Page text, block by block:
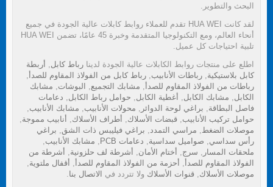
البحث والتطوير.
لقد كانت HUA WEI تقدم للعملاء روابط كابلات عالية الجودة في جميع
أنحاء العالم، ومع التكنولوجيا المتقدمة وخبرة 45 عامًا، تضمن HUA WEI
تلبية احتياجات كل عميل.
اطلع على منتجات روابط الكابلات عالية الجودة لدينا رباط كابل
أربطة
كابل بلاستيكية رباطات الأنابيب رباط كابل من الفولاذ المقاوم للصدأ
رباطات من الفولاذ المقاوم للصدأ
مشابك التجميع البوشات
مشابك
الكابل
مشابك الكابل أغطية الكابل حوامل رباط الكابل
دعامات
فاصل البطاقة
براغي لوحة الدوائر محولات الأنابيب مشابك الأنابيب
حوامل تركيب الأنابيب قبضات الأسلاك أطراف الأسلاك أنابيب مموجة
موصلات الضغط
مراسي التمدد براغي فيليبس ذات الشق
براغي
رأس سداسي
صواميل سداسية دعامات PCB مشابك الأنابيب
ملحقات المسار
سرج أختام الأمان أشرطة لف حلزونية
أشرطة من
الفولاذ المقاوم للصدأ
أحزمة من الفولاذ المقاوم للصدأ أقفال ملتوية
موصلات الأسلاك قنوات الأسلاك ولا تتردد في الاتصال بنا